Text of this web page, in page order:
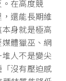
在高度競
還能長期維
身就是極高
體獵巫、網
人不是變尖
沒有壓迫感